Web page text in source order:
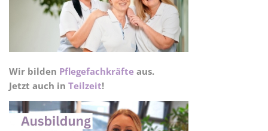
Wir bilden Pflegefachkräfteaus.
Jetzt auch in Teilzeit!